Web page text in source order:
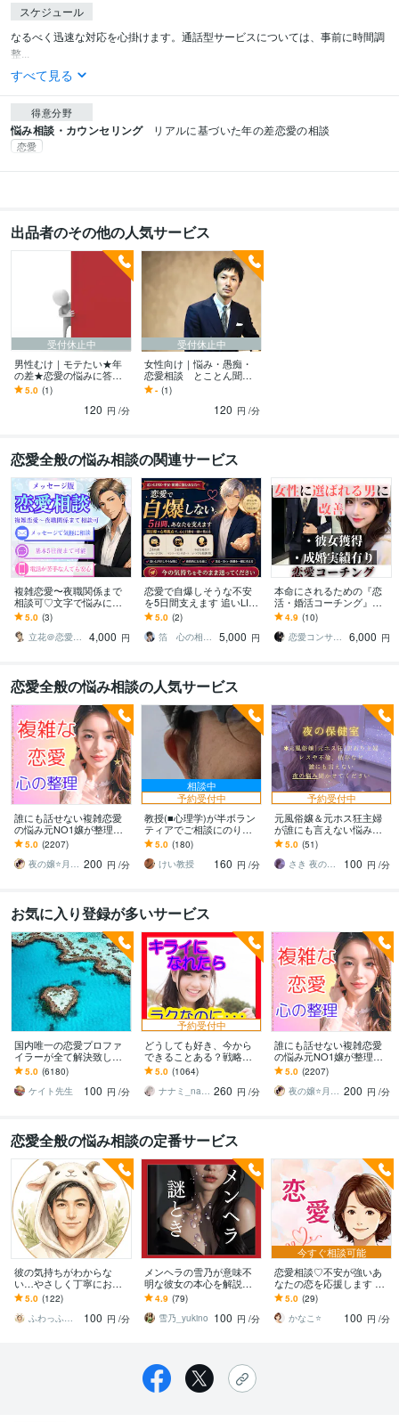
スケジュール
なるべく迅速な対応を心掛けます。通話型サービスについては、事前に時間調
整...
すべて見る
得意分野
悩み相談・カウンセリング リアルに基づいた年の差恋愛の相談
恋愛
出品者のその他の人気サービス
受付休止中
男性むけ｜モテたい★年
の差★恋愛の悩みに答え
ます ◎年下と恋愛希望◎
モテるための基本を教え
5.0 (1)
120 円 /分
受付休止中
女性向け｜悩み・愚痴・
恋愛相談 とことん聞き
ます ◆不倫経験・年の差
経験アリ｜実体験による
アドバイスも可能です
- (1)
120 円 /分
恋愛全般の悩み相談の関連サービス
複雑恋愛〜夜職関係まで
相談可♡文字で悩みに答
えます 5往復。現状を客観
的に分析して、進むべき
【選択肢】を示します
5.0 (3)
立花＠恋愛心理カウンセラー
4,000 円
恋愛で自爆しそうな不安
を5日間支えます 追いLIN
E前に男目線で心と行動を
整理
5.0 (2)
箔 心の相談室
5,000 円
本命にされるための『恋
活・婚活コーチング』承
ります 非モテを脱出→恋
愛がうまくいかない原
因、全て洗い出します
4.9 (10)
恋愛コンサルタント 真希
6,000 円
恋愛全般の悩み相談の人気サービス
誰にも話せない複雑恋愛
の悩み元NO1嬢が整理し
ます 夜職女性への恋・夜
職恋愛・不倫・片思い・
年の差・遠距離・失恋
5.0 (2207)
夜の嬢⭐月島みと｜複雑恋愛カウンセラー 200 円 /分
相談中
予約受付中
教授(■心理学)が半ボラン
ティアでご相談にのりま
す プロカウンセリングや
経験者アドバイス等では
解決不可の方へも。
5.0 (180)
けい教授
160 円 /分
予約受付中
元風俗嬢＆元ホス狂主婦
が誰にも言えない悩み聴
きます 不倫・レス・性
癖・ホスト依存など誰に
も言えない悩み聴かせて
5.0 (51)
さき 夜の保健室
100 円 /分
お気に入り登録が多いサービス
国内唯一の恋愛プロファ
イラーが全て解決致しま
す 恋愛・片想い・夫婦etc
どんな悩みでも解決でき
ます！
5.0 (6180)
ケイト先生
100 円 /分
予約受付中
どうしても好き、今から
できることある？戦略立
てます 可能性を上げる作
業をしましょう⭐️具体的な
次の一手を考えます
5.0 (1064)
ナナミ_nanami 260 円 /分
誰にも話せない複雑恋愛
の悩み元NO1嬢が整理し
ます 夜職女性への恋・夜
職恋愛・不倫・片思い・
年の差・遠距離・失恋
5.0 (2207)
夜の嬢⭐月島みと｜複雑恋愛カウンセラー 200 円 /分
恋愛全般の悩み相談の定番サービス
彼の気持ちがわからな
い…やさしく丁寧にお伝
えします 彼の本音を徹底
解説☘️知る→落ちつく→
冷静に考える→行動する
5.0 (122)
ふわっふわのカシミヤ
100 円 /分
メンヘラの雪乃が意味不
明な彼女の本心を解説し
ます 謎すぎる…彼女の言
動に振り回されてどうし
ようもないアナタへ✿
4.9 (79)
雪乃_yukino 100 円 /分
今すぐ相談可能
恋愛相談♡不安が強いあ
なたの恋を応援します 不
安障害/パニック/依存/分離
不安/経験者がお聞きしま
す
5.0 (29)
かなこ⭐️
100 円 /分